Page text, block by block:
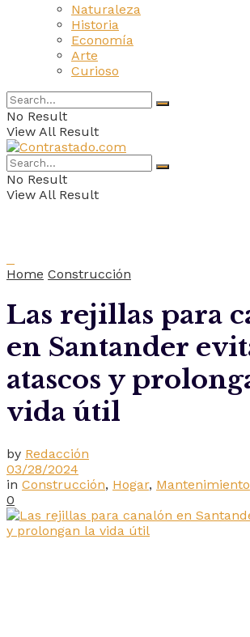
Naturaleza
Historia
Economía
Arte
Curioso
No Result
View All Result
No Result
View All Result
Home Construcción
Las rejillas para
en Santander
atascos y
vida útil
by Redacción
03/28/2024
in Construcción, Hogar, Mantenimiento
0